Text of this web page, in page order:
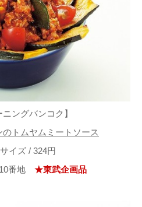
ニングバンコク】
トムヤムミートソース
イズ / 324円
番地 ★東武企画品